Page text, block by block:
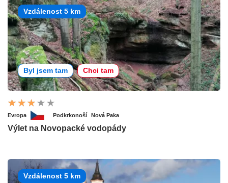
Vzdálenost 5 km
Byl jsem tam Chci tam
Evropa Podkrkonoší Nová Paka
Výlet na Novopacké vodopády
Vzdálenost 5 km